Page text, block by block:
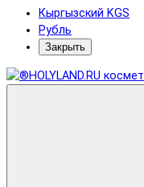
Кыргызский KGS
Рубль
Закрыть